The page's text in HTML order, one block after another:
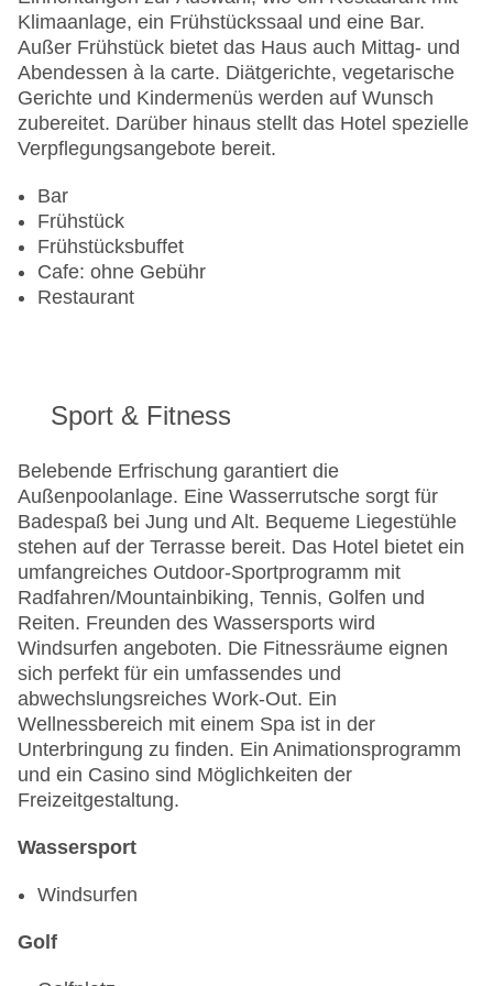
Letzte umfassende Renovierung: 2007
Lift
Anzahl der Konferenzräume: 1
Anzahl der Aufzüge: 1
Haustiere
Zimmerservice
Gesamtanzahl der Stockwerke: 4
Gesamtanzahl der Zimmer: 60
Pools:Outdoor Pool, Liegen am Pool,
Wasserrutsche
Zahlungsarten: American Express, Diners Club,
Klimaanlage, ein Frühstückssaal und eine Bar.
Außer Frühstück bietet das Haus auch Mittag- und
Abendessen à la carte. Diätgerichte, vegetarische
Gerichte und Kindermenüs werden auf Wunsch
zubereitet. Darüber hinaus stellt das Hotel spezielle
Verpflegungsangebote bereit.
Bar
Frühstück
Frühstücksbuffet
Cafe: ohne Gebühr
Restaurant
Sport & Fitness
Belebende Erfrischung garantiert die
Außenpoolanlage. Eine Wasserrutsche sorgt für
Badespaß bei Jung und Alt. Bequeme Liegestühle
stehen auf der Terrasse bereit. Das Hotel bietet ein
umfangreiches Outdoor-Sportprogramm mit
Radfahren/Mountainbiking, Tennis, Golfen und
Reiten. Freunden des Wassersports wird
Windsurfen angeboten. Die Fitnessräume eignen
sich perfekt für ein umfassendes und
abwechslungsreiches Work-Out. Ein
Wellnessbereich mit einem Spa ist in der
Unterbringung zu finden. Ein Animationsprogramm
und ein Casino sind Möglichkeiten der
Freizeitgestaltung.
Wassersport
Windsurfen
Golf